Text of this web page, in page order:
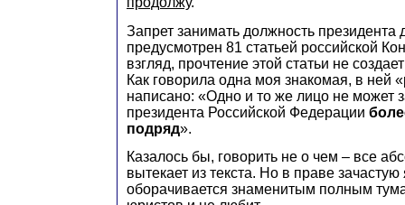
Запрет занимать должность президента
предусмотрен 81 статьей российской
взгляд, прочтение этой статьи не
Как говорила одна моя знакомая, в ней
написано: «Одно и то же лицо не может
президента Российской Федерации
подряд».
Казалось бы, говорить не о чем – все
вытекает из текста. Но в праве зачастую
оборачивается знаменитым полным